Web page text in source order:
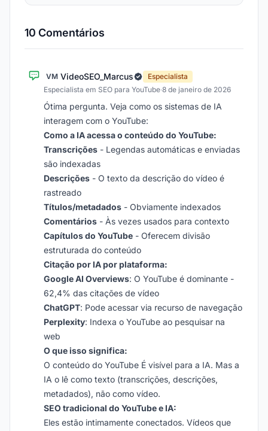
10 Comentários
VM VideoSEO_Marcus
Especialista
Especialista em SEO para YouTube·8 de janeiro de 2026
Ótima pergunta. Veja como os sistemas de IA
interagem com o YouTube:
Como a IA acessa o conteúdo do YouTube:
Transcrições - Legendas automáticas e enviadas
são indexadas
Descrições - O texto da descrição do vídeo é
rastreado
Títulos/metadados - Obviamente indexados
Comentários - Às vezes usados para contexto
Capítulos do YouTube - Oferecem divisão
estruturada do conteúdo
Citação por IA por plataforma:
Google AI Overviews: O YouTube é dominante -
62,4% das citações de vídeo
ChatGPT: Pode acessar via recurso de navegação
Perplexity: Indexa o YouTube ao pesquisar na
web
O que isso significa:
O conteúdo do YouTube É visível para a IA. Mas a
IA o lê como texto (transcrições, descrições,
metadados), não como vídeo.
SEO tradicional do YouTube e IA:
Eles estão intimamente conectados. Vídeos que